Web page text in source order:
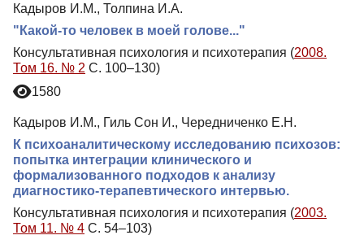
Кадыров И.М., Толпина И.А.
"Какой-то человек в моей голове..."
Консультативная психология и психотерапия (2008.
Том 16. № 2 С. 100–130)
1580
Кадыров И.М., Гиль Сон И., Чередниченко Е.Н.
К психоаналитическому исследованию психозов:
попытка интеграции клинического и
формализованного подходов к анализу
диагностико-терапевтического интервью.
Консультативная психология и психотерапия (2003.
Том 11. № 4 С. 54–103)